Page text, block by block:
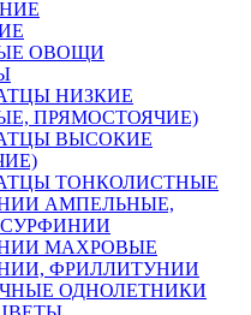
ОВОЩИ
НИЗКИЕ
ПРЯМОСТОЯЧИЕ)
ВЫСОКИЕ
ТОНКОЛИСТНЫЕ
АМПЕЛЬНЫЕ,
МАХРОВЫЕ
ФРИЛЛИТУНИИ
ОДНОЛЕТНИКИ